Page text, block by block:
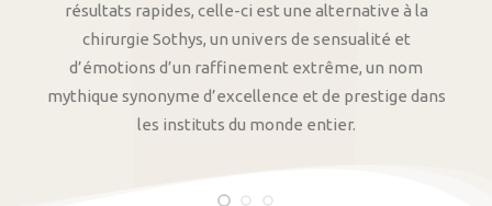
résultats rapides, celle-ci est une alternative à la
chirurgie Sothys, un univers de sensualité et
d’émotions d’un raffinement extrême, un nom
mythique synonyme d’excellence et de prestige dans
les instituts du monde entier.